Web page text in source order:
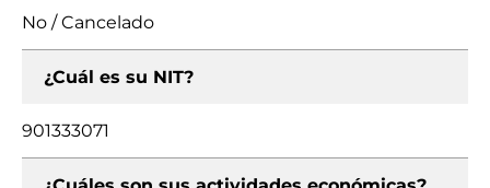
No / Cancelado
¿Cuál es su NIT?
901333071